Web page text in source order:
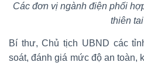
Các đơn vị ngành điện phối
thiên tai
Bí thư, Chủ tịch UBND các
soát, đánh giá mức độ an toàn,